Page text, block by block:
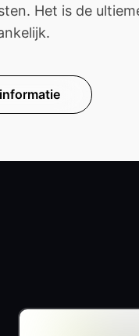
Het is de